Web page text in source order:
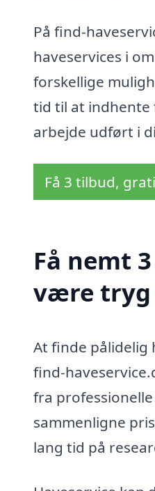
På find-
haveservices i
forskellige
tid til at indhente
arbejde udført i
Få 3 tilbud,
Få nemt
være tryg
At finde pålidelig
find-
fra
sammenligne
lang tid på